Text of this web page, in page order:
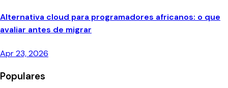
Alternativa cloud para programadores africanos: o que
avaliar antes de migrar
Apr 23, 2026
Populares